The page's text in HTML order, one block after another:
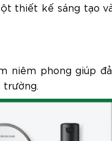
thiết kế sáng tạo
niêm phong giúp